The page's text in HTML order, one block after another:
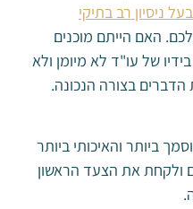
ניסיון רב בתיקי
האם הייתם מוכנים
של עו"ד לא מיומן ולא
בצורה הנכונה.
ביותר והאיכותי ביותר
ולקחת את הצעד הראשון